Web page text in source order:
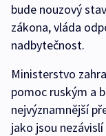
bude nouzový
zákona, vláda
nadbytečnost.
Ministerstvo
pomoc ruským a
nejvýznamnější
jako jsou